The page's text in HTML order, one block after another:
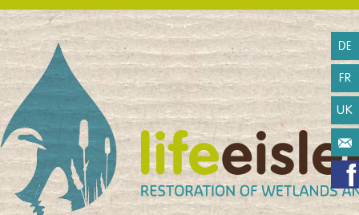
DE
FR
UK